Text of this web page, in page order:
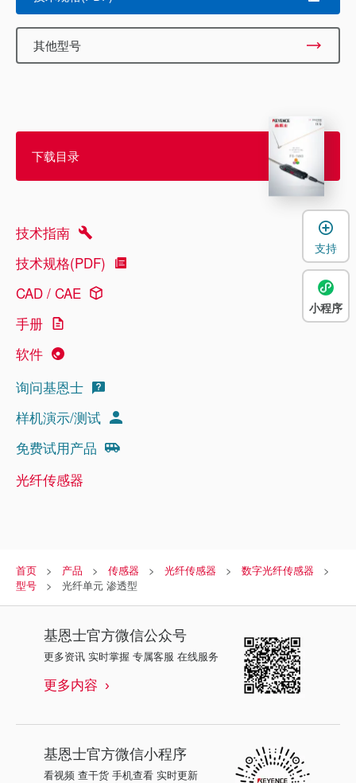
其他型号
下载目录
技术指南
技术规格(PDF)
CAD / CAE
手册
软件
询问基恩士
样机演示/测试
免费试用产品
光纤传感器
首页 产品 传感器 光纤传感器
数字光纤传感器
型号
光纤单元 渗透型
基恩士官方微信公众号
更多资讯 实时掌握 专属客服 在线服务
更多内容
基恩士官方微信小程序
看视频 查干货 手机查看 实时更新
支持
小程序